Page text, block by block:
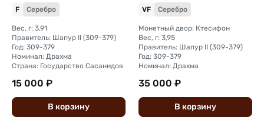
F Серебро
Вес, г: 3,91
Правитель: Шапур II (309-379)
Год: 309-379
Номинал: Драхма
Страна: Государство Сасанидов
15 000 ₽
В корзину
VF Серебро
Монетный двор: Ктесифон
Вес, г: 3,95
Правитель: Шапур II (309-379)
Год: 309-379
Номинал: Драхма
35 000 ₽
В корзину